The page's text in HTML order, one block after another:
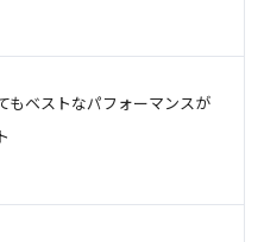
もベストなパフォーマンスが